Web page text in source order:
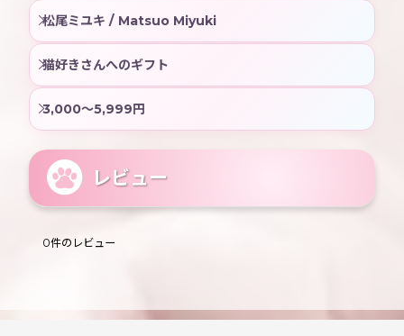
松尾ミユキ / Matsuo Miyuki
猫好きさんへのギフト
3,000〜5,999円
レビュー
0件のレビュー